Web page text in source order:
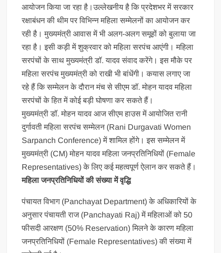
आयोजन किया जा रहा है।उल्लेखनीय है कि प्रदेशभर में सरकार
रक्षाबंधन की थीम पर विभिन्न महिला सम्मेलनों का आयोजन कर
रही है। मुख्यमंत्री आवास में भी अलग-अलग समूहों को बुलाया जा
रहा है। इसी कड़ी में शुक्रवार को महिला सरपंच आएंगी। महिला
सरपंचों के साथ मुख्यमंत्री डॉ. यादव संवाद करेंगे। इस मौके पर
महिला सरपंच मुख्यमंत्री को राखी भी बांधेंगी। कयास लगाए जा
रहे हैं कि सम्मेलन के दौरान मंच से सीएम डॉ. मोहन यादव महिला
सरपंचों के हित में कोई बड़ी घोषणा कर सकते हैं।
मुख्यमंत्री डॉ. मोहन यादव आज सीएम हाउस में आयोजित रानी
दुर्गावती महिला सरपंच सम्मेलन (Rani Durgavati Women
Sarpanch Conference) में शामिल होंगे। इस सम्मेलन में
मुख्यमंत्री (CM) मोहन यादव महिला जनप्रतिनिधियों (Female
Representatives) के लिए कई महत्वपूर्ण ऐलान कर सकते हैं।
महिला जनप्रतिनिधियों की संख्या में वृद्धि
पंचायत विभाग (Panchayat Department) के अधिकारियों के
अनुसार पंचायती राज (Panchayati Raj) में महिलाओं को 50
फीसदी आरक्षण (50% Reservation) मिलने के कारण महिला
जनप्रतिनिधियों (Female Representatives) की संख्या में